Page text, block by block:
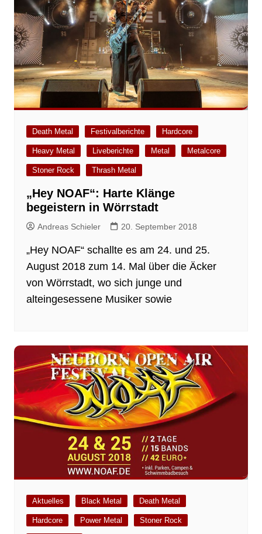
Death Metal Festivalberichte Hardcore
Heavy Metal Liveberichte Metal Metalcore
Stoner Rock Thrash Metal
„Hey NOAF“: Harte Klänge
begeistern in Wörrstadt
Andreas Schieler 20. September 2018
„Hey NOAF“ schallte es am 24. und 25.
August 2018 zum 14. Mal über die Äcker
von Wörrstadt, wo sich junge und
alteingesessene Musiker sowie
Aktuelles Black Metal Death Metal
Hardcore Power Metal Stoner Rock